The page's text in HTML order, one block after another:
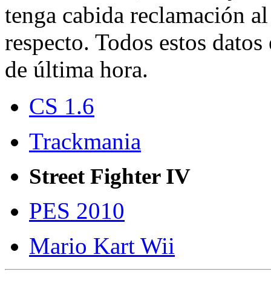
tenga cabida reclamación al
respecto. Todos estos
de última hora.
CS 1.6
Trackmania
Street Fighter IV
PES 2010
Mario Kart Wii